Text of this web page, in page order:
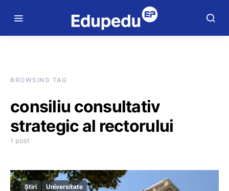
BROWSING TAG
consiliu consultativ
strategic al rectorului
1 post
Știri Universitate